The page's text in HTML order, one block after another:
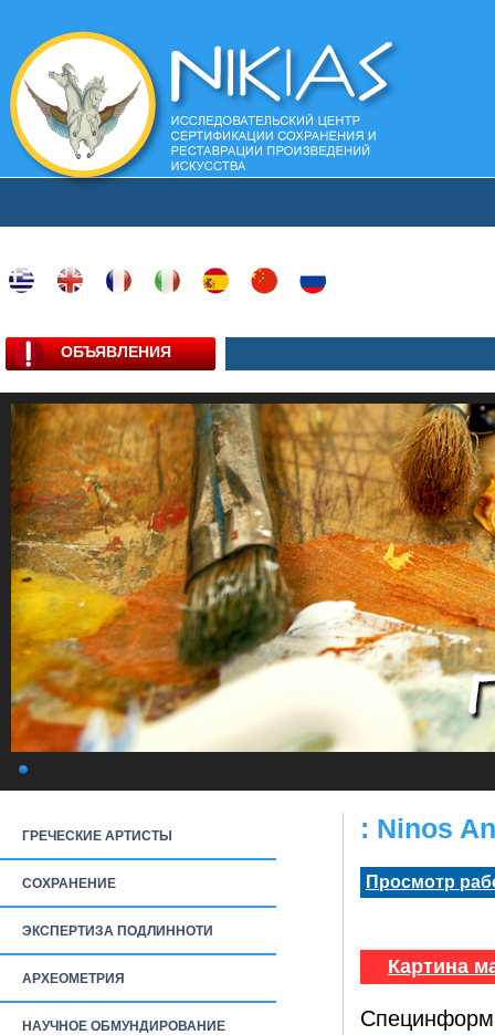
ОБЪЯВЛЕНИЯ
ГРЕЧЕСКИЕ АРТИСТЫ
СОХРАНЕНИЕ
ЭКСПЕРТИЗА ПОДЛИННОТИ
АРХЕОМЕТРИЯ
НАУЧНОЕ ОБМУНДИРОВАНИЕ
: Ninos
Просмотр
Картина